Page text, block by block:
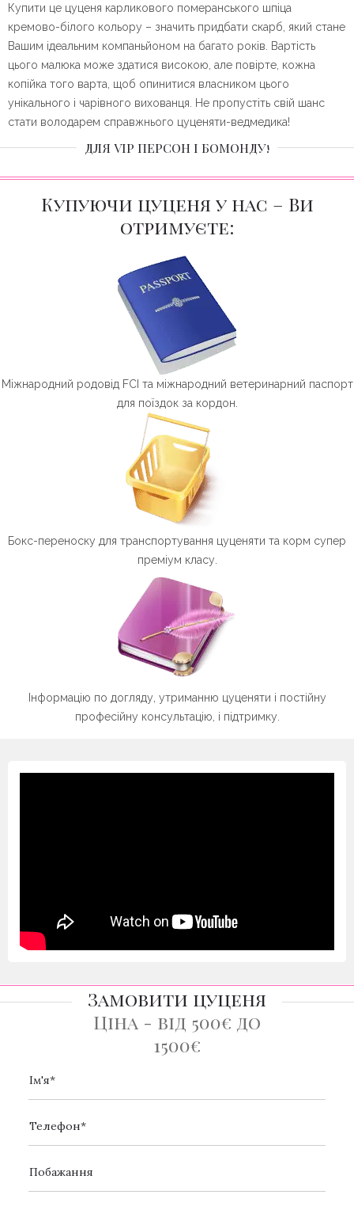
Купити це цуценя карликового померанського шпіца
кремово-білого кольору – значить придбати скарб, який стане
Вашим ідеальним компаньйоном на багато років. Вартість
цього малюка може здатися високою, але повірте, кожна
копійка того варта, щоб опинитися власником цього
унікального і чарівного вихованця. Не пропустіть свій шанс
стати володарем справжнього цуценяти-ведмедика!
ДЛЯ VIP ПЕРСОН І БОМОНДУ!
Купуючи цуценя у нас – Ви
отримуєте:
Міжнародний родовід FCI та міжнародний ветеринарний паспорт
для поїздок за кордон.
Бокс-переноску для транспортування цуценяти та корм супер
преміум класу.
Інформацію по догляду, утриманню цуценяти і постійну
професійну консультацію, і підтримку.
Замовити цуценя
Ціна - від 500€ до
1500€